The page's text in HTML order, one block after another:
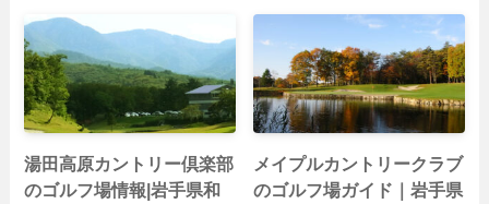
湯田高原カントリー倶楽部
のゴルフ場情報|岩手県和
メイプルカントリークラブ
のゴルフ場ガイド｜岩手県